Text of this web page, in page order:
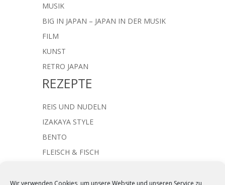
Wir verwenden Cookies, um unsere Website und unseren Service zu
MUSIK
BIG IN JAPAN – JAPAN IN DER MUSIK
FILM
KUNST
RETRO JAPAN
REZEPTE
REIS UND NUDELN
IZAKAYA STYLE
BENTO
FLEISCH & FISCH
NACHTISCH & SÜSSES